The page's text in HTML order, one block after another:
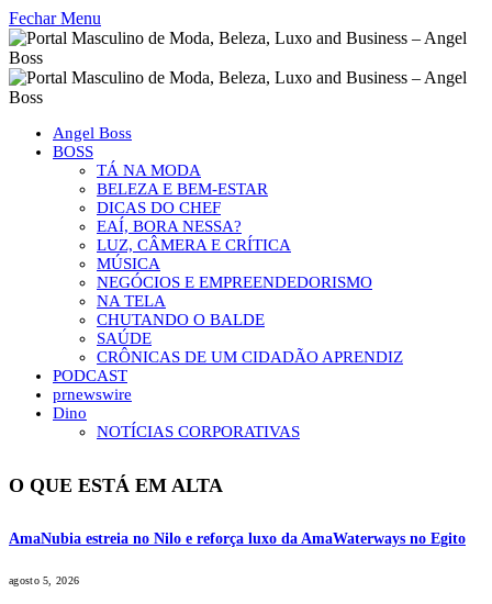
Fechar Menu
Angel Boss
BOSS
TÁ NA MODA
BELEZA E BEM-ESTAR
DICAS DO CHEF
EAÍ, BORA NESSA?
LUZ, CÂMERA E CRÍTICA
MÚSICA
NEGÓCIOS E EMPREENDEDORISMO
NA TELA
CHUTANDO O BALDE
SAÚDE
CRÔNICAS DE UM CIDADÃO APRENDIZ
PODCAST
prnewswire
Dino
NOTÍCIAS CORPORATIVAS
O QUE ESTÁ EM ALTA
AmaNubia estreia no Nilo e reforça luxo da AmaWaterways no Egito
agosto 5, 2026